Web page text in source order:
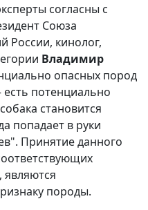
согласны с
Союза
России, кинолог,
Владимир
опасных пород
потенциально
становится
попадает в руки
Принятие данного
породы.